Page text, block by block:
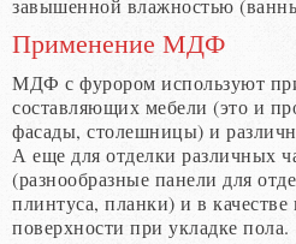
завышенной влажностью
Применение МДФ
МДФ с фурором используют
составляющих мебели (это и
фасады, столешницы) и
А еще для отделки различных
(разнообразные панели для
плинтуса, планки) и в качестве
поверхности при укладке пола.